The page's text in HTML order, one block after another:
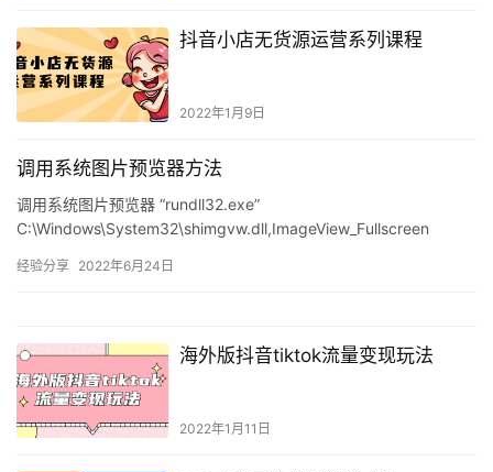
抖音小店无货源运营系列课程
2022年1月9日
调用系统图片预览器方法
调用系统图片预览器 “rundll32.exe”
C:\Windows\System32\shimgvw.dll,ImageView_Fullscreen
经验分享 2022年6月24日
海外版抖音tiktok流量变现玩法
2022年1月11日